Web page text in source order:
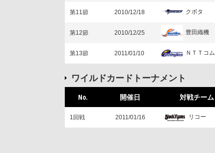
第11節 2010/12/18 クボタ
第12節 2010/12/25 豊田織機
第13節 2011/01/10 ＮＴＴコム
ワイルドカードトーナメント
No. 開催日 対戦チーム
1回戦 2011/01/16 リコー